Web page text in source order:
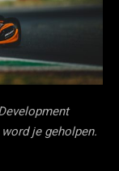
je geholpen.